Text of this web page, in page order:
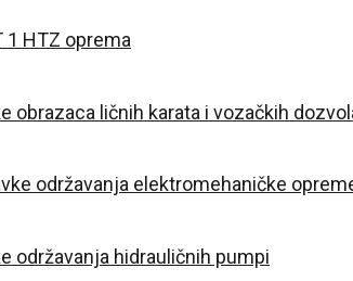
1 HTZ oprema
obrazaca ličnih karata i vozačkih
održavanja elektromehaničke
održavanja hidrauličnih pumpi